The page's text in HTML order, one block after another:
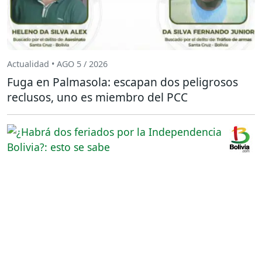
Actualidad • AGO 5 / 2026
Fuga en Palmasola: escapan dos peligrosos
reclusos, uno es miembro del PCC